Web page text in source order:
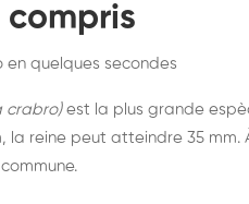
compris
en quelques secondes
crabro)est la plus grande
la reine peut atteindre 35